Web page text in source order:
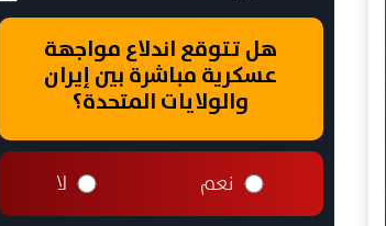
هل تتوقع اندلاع مواجهة
عسكرية مباشرة بين إيران
والولايات المتحدة؟
نعم لا